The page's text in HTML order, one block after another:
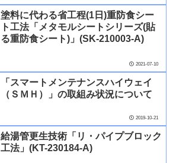
塗料に代わる省工程(1日)重防食シー
ト工法「メタモルシートシリーズ(貼
る重防食シート)」(SK-210003-A)
2021-07-10
「スマートメンテナンスハイウェイ
（ＳＭＨ）」の取組み状況について
2019-10-21
給湯管更生技術「リ・パイプブロック
工法」(KT-230184-A)